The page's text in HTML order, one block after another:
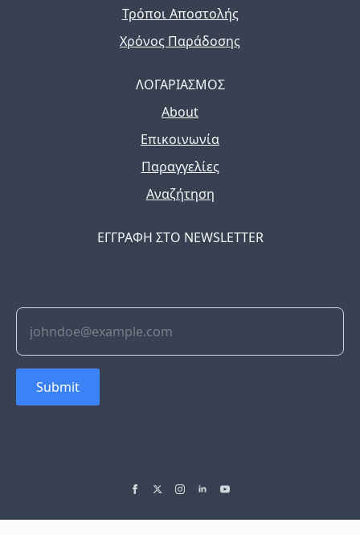
Τρόποι Αποστολής
Χρόνος Παράδοσης
ΛΟΓΑΡΙΑΣΜΟΣ
About
Επικοινωνία
Παραγγελίες
Αναζήτηση
ΕΓΓΡΑΦΗ ΣΤΟ NEWSLETTER
Submit